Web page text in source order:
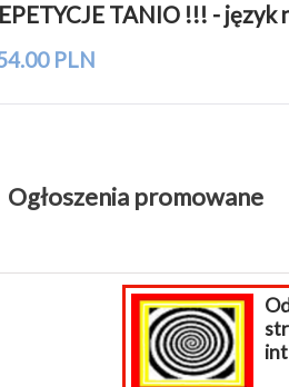
TANIO !!! - język
PLN
Ogłoszenia promowane
Odwirusowanie
strony
internetowej...